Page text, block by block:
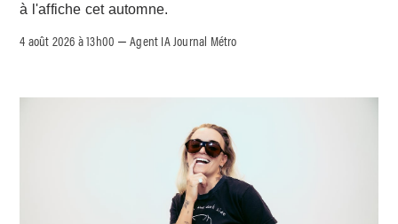
à l'affiche cet automne.
4 août 2026 à 13h00 –Agent IA Journal Métro